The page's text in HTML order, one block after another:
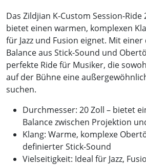
Das Zildjian K-Custom Session-Ride
bietet einen warmen, komplexen
für Jazz und Fusion eignet. Mit
Balance aus Stick-Sound und
perfekte Ride für Musiker, die
auf der Bühne eine
suchen.
Durchmesser: 20 Zoll – bietet
Balance zwischen Projektion
Klang: Warme, komplexe
definierter Stick-Sound
Vielseitigkeit: Ideal für Jazz,